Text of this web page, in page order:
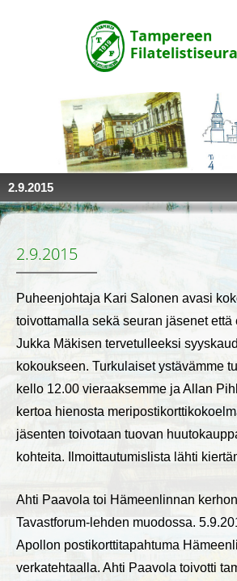
2.9.2015
2.9.2015
Puheenjohtaja Kari Salonen avasi
toivottamalla sekä seuran jäsenet että
Jukka Mäkisen tervetulleeksi
kokoukseen. Turkulaiset ystävämme
kello 12.00 vieraaksemme ja Allan
kertoa hienosta
jäsenten toivotaan tuovan
kohteita. Ilmoittautumislista lähti
Ahti Paavola toi Hämeenlinnan
Tavastforum-lehden muodossa.
Apollon postikorttitapahtuma
verkatehtaalla. Ahti Paavola toivotti